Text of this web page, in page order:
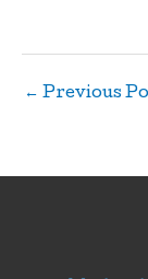
← Previous